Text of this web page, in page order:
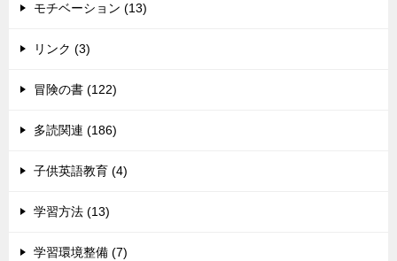
モチベーション (13)
リンク (3)
冒険の書 (122)
多読関連 (186)
子供英語教育 (4)
学習方法 (13)
学習環境整備 (7)